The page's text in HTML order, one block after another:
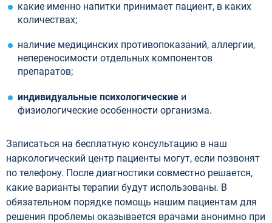
какие именно напитки принимает пациент, в каких
количествах;
наличие медицинских противопоказаний, аллергии,
непереносимости отдельных компонентов
препаратов;
индивидуальные психологические и
физиологические особенности организма.
Записаться на бесплатную консультацию в наш
наркологический центр пациенты могут, если позвонят
по телефону. После диагностики совместно решается,
какие варианты терапии будут использованы. В
обязательном порядке помощь нашим пациентам для
решения проблемы оказывается врачами анонимно при